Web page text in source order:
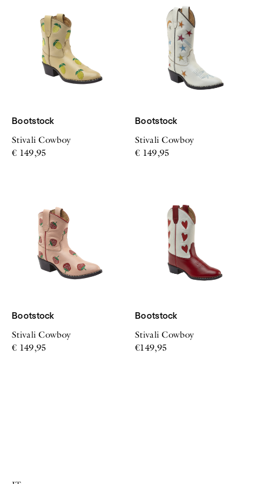
Bootstock
Stivali Cowboy
€ 149,95
Bootstock
Stivali Cowboy
€ 149,95
Bootstock
Stivali Cowboy
€ 149,95
Bootstock
Stivali Cowboy
€149,95